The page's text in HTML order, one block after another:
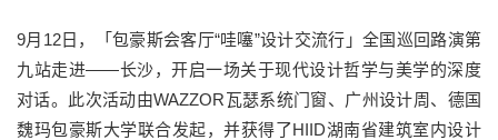
9月12日，「包豪斯会客厅“哇噻”设计交流行」全国巡回路演第
九站走进——长沙，开启一场关于现代设计哲学与美学的深度
对话。此次活动由WAZZOR瓦瑟系统门窗、广州设计周、德国
魏玛包豪斯大学联合发起，并获得了HIID湖南省建筑室内设计